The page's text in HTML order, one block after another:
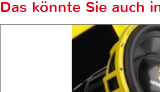
Das könnte Sie auch